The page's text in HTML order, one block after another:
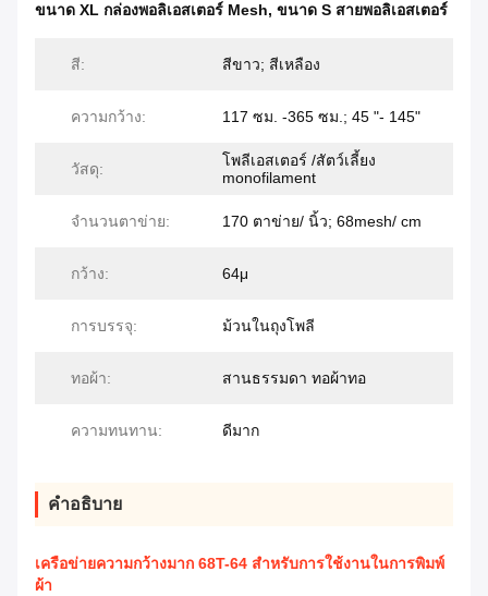
ขนาด XL กล่องพอลิเอสเตอร์ Mesh, ขนาด S สายพอลิเอสเตอร์
สี: สีขาว; สีเหลือง
ความกว้าง: 117 ซม. -365 ซม.; 45 "- 145"
วัสดุ:
โพลีเอสเตอร์ /สัตว์เลี้ยง
monofilament
จำนวนตาข่าย: 170 ตาข่าย/ นิ้ว; 68mesh/ cm
กว้าง: 64μ
การบรรจุ: ม้วนในถุงโพลี
ทอผ้า: สานธรรมดา ทอผ้าทอ
ความทนทาน: ดีมาก
คําอธิบาย
เครือข่ายความกว้างมาก 68T-64 สําหรับการใช้งานในการพิมพ์
ผ้า